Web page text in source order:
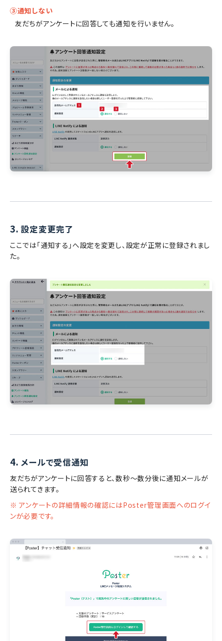
③通知しない
友だちがアンケートに回答しても通知を行いません。
3. 設定変更完了
ここでは「通知する」へ設定を変更し、設定が正常に登録されまし
た。
4. メールで受信通知
友だちがアンケートに回答すると、数秒〜数分後に通知メールが
送られてきます。
※ アンケートの詳細情報の確認にはPoster管理画面へのログイ
ンが必要です。